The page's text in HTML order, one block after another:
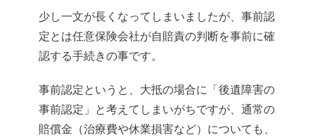
少し一文が長くなってしまいましたが、事前認
定とは任意保険会社が自賠責の判断を事前に確
認する手続きの事です。
事前認定というと、大抵の場合に「後遺障害の
事前認定」と考えてしまいがちですが、通常の
賠償金（治療費や休業損害など）についても、